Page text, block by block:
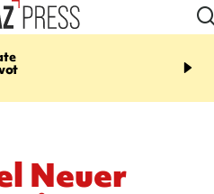
20:17
routière, concours de
Neuer